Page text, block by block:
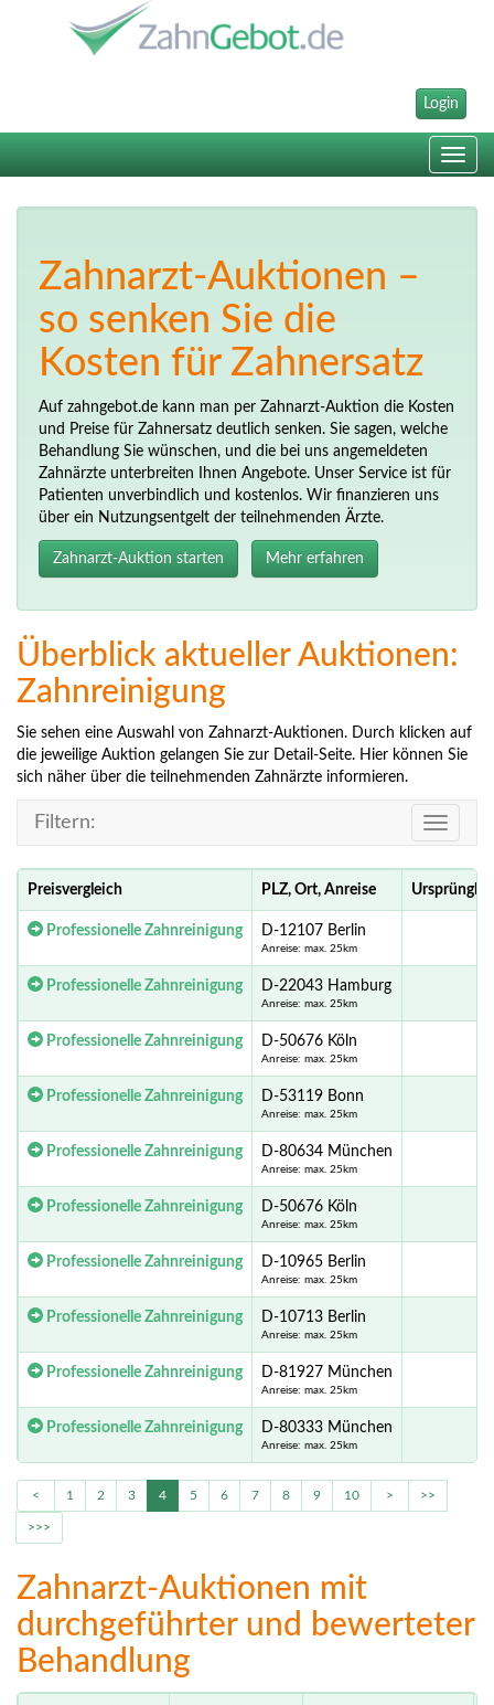
Login
Toggle
Zahnarzt-Auktionen –
so senken Sie die
Kosten für Zahnersatz
Auf zahngebot.de kann man per Zahnarzt-Auktion die Kosten
und Preise für Zahnersatz deutlich senken. Sie sagen, welche
Behandlung Sie wünschen, und die bei uns angemeldeten
Zahnärzte unterbreiten Ihnen Angebote. Unser Service ist für
Patienten unverbindlich und kostenlos. Wir finanzieren uns
über ein Nutzungsentgelt der teilnehmenden Ärzte.
Zahnarzt-Auktion starten Mehr erfahren
Überblick aktueller Auktionen:
Zahnreinigung
Sie sehen eine Auswahl von Zahnarzt-Auktionen. Durch klicken auf
die jeweilige Auktion gelangen Sie zur Detail-Seite. Hier können Sie
sich näher über die teilnehmenden Zahnärzte informieren.
Toggle
Filtern:
Preisvergleich PLZ, Ort, Anreise
Professionelle Zahnreinigung D-12107 Berlin
Anreise: max. 25km
Professionelle Zahnreinigung D-22043 Hamburg
Anreise: max. 25km
Professionelle Zahnreinigung D-50676 Köln
Anreise: max. 25km
Professionelle Zahnreinigung D-53119 Bonn
Anreise: max. 25km
Professionelle Zahnreinigung D-80634 München
Anreise: max. 25km
Professionelle Zahnreinigung D-50676 Köln
Anreise: max. 25km
Professionelle Zahnreinigung D-10965 Berlin
Anreise: max. 25km
Professionelle Zahnreinigung D-10713 Berlin
Anreise: max. 25km
Professionelle Zahnreinigung D-81927 München
Anreise: max. 25km
Professionelle Zahnreinigung D-80333 München
Anreise: max. 25km
< 1 2 3 4 5 6 7 8 9 10 > >>
>>>
Zahnarzt-Auktionen mit
durchgeführter und bewerteter
Behandlung